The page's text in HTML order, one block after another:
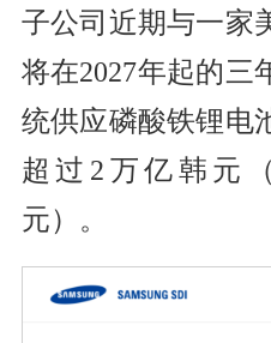
子公司近期与一家
将在2027年起的三
统供应磷酸铁锂电
超过2万亿韩元
元）。